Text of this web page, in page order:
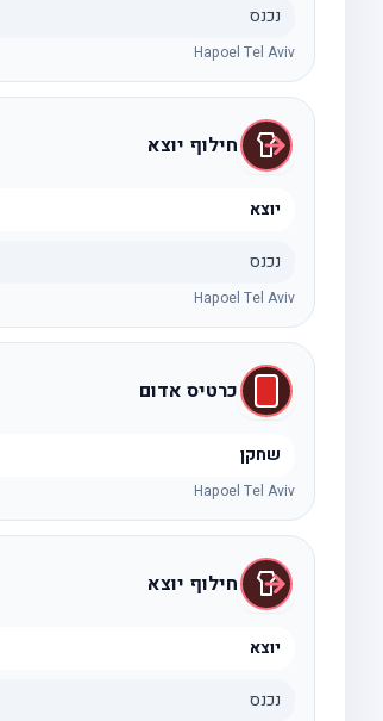
נכנס
Hapoel Tel Aviv
חילוף יוצא
יוצא
נכנס
Hapoel Tel Aviv
כרטיס אדום
שחקן
Hapoel Tel Aviv
חילוף יוצא
יוצא
נכנס